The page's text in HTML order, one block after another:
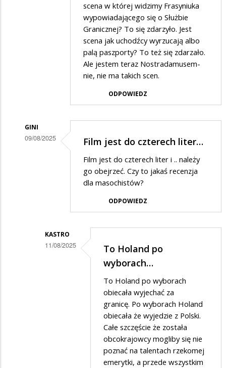
scena w której widzimy Frasyniuka
wypowiadającego się o Służbie
Granicznej? To się zdarzyło. Jest
scena jak uchodźcy wyrzucają albo
palą paszporty? To też się zdarzało.
Ale jestem teraz Nostradamusem-
nie, nie ma takich scen.
ODPOWIEDZ
GINI
09/08/2025
odpowiedzi
Film jest do czterech liter…
Film jest do czterech liter i .. należy
go obejrzeć. Czy to jakaś recenzja
dla masochistów?
ODPOWIEDZ
KASTRO
11/08/2025
To Holand po
wyborach…
To Holand po wyborach
obiecała wyjechać za
granicę. Po wyborach Holand
obiecała że wyjedzie z Polski.
Całe szczęście że została
obcokrajowcy mogliby się nie
poznać na talentach rzekomej
emerytki, a przede wszystkim